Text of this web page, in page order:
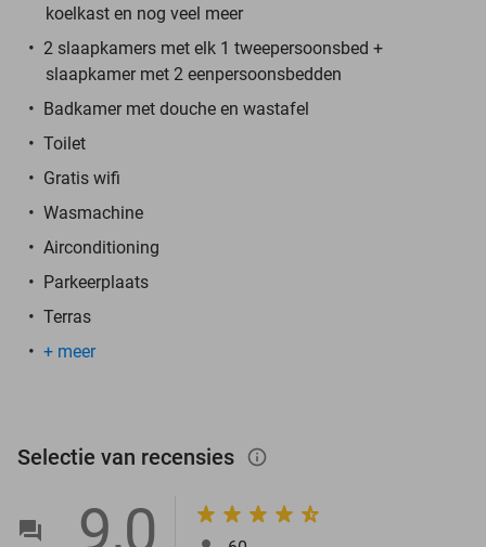
koelkast en nog veel meer
2 slaapkamers met elk 1 tweepersoonsbed +
slaapkamer met 2 eenpersoonsbedden
Badkamer met douche en wastafel
Toilet
Gratis wifi
Wasmachine
Airconditioning
Parkeerplaats
Terras
+ meer
Selectie van recensies info_outlined
9,0